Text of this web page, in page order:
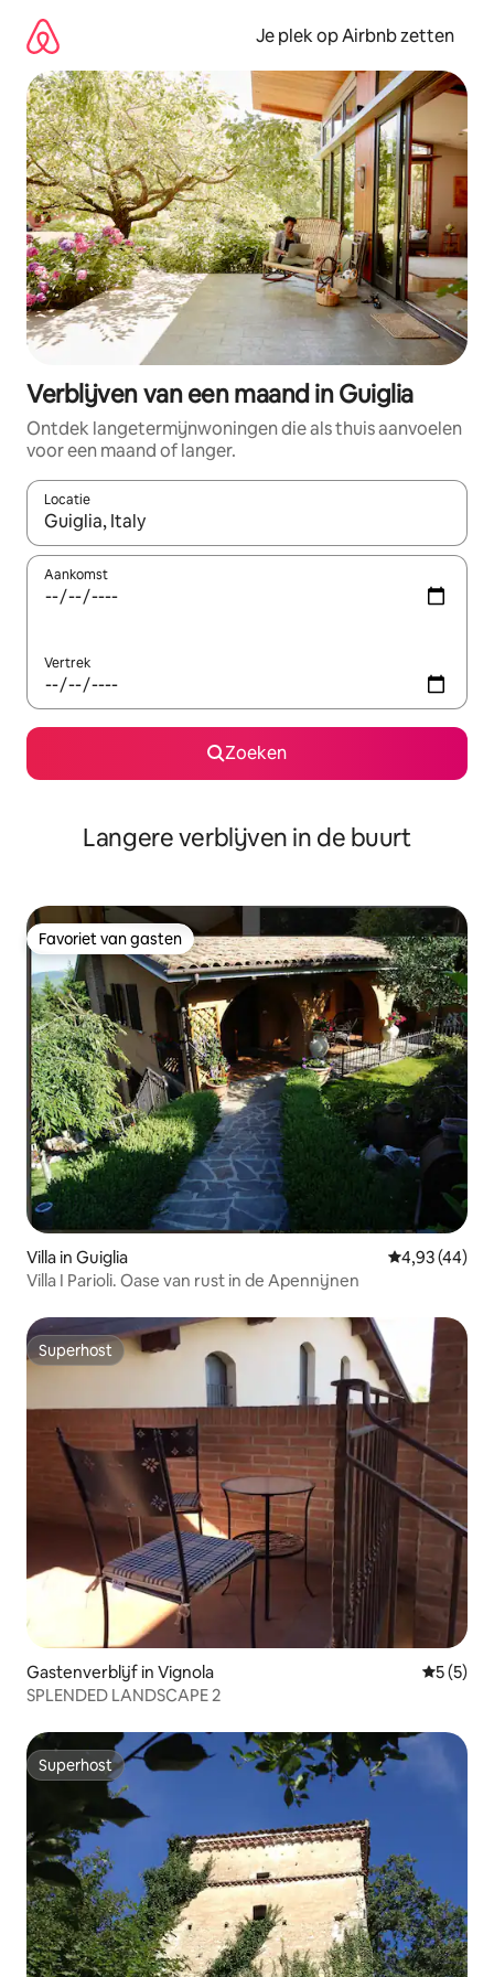
direct
naar
inhoud
Je plek op Airbnb zetten
Verblijven van een maand in Guiglia
Ontdek langetermijnwoningen die als thuis aanvoelen
voor een maand of langer.
Locatie
Wanneer er resultaten beschikbaar zijn, maak je een keuze
Aankomst
Vertrek
Zoeken
Langere verblijven in de buurt
Favoriet van gasten
Favoriet van gasten
Villa in Guiglia Gemiddelde
4,93 (44)
Villa I Parioli. Oase van rust in de Apennijnen
Superhost
Superhost
Gastenverblijf in Vignola
5 (5)
SPLENDED LANDSCAPE 2
Superhost
Superhost